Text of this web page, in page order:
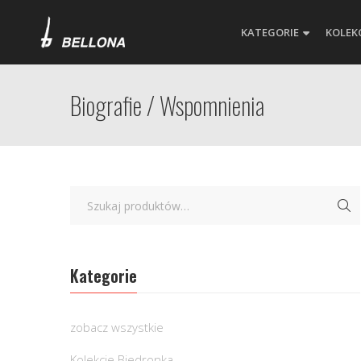
KATEGORIE
Biografie / Wspomnienia
Kategorie
zobacz wszystkie